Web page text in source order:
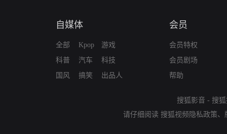
自媒体
全部
科普
国风
Kpop
汽车
搞笑
游戏
科技
出品人
会员
会员特权
会员剧场
帮助
搜狐影音 - 搜
请仔细阅读 搜狐视频隐私政策、